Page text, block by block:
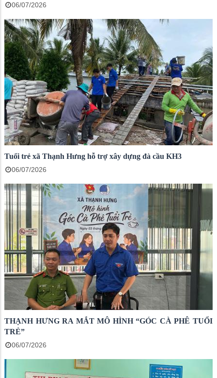
06/07/2026
Tuổi trẻ xã Thạnh Hưng hỗ trợ xây dựng đà cầu KH3
06/07/2026
THẠNH HƯNG RA MẮT MÔ HÌNH “GÓC CÀ PHÊ TUỔI
TRẺ”
06/07/2026